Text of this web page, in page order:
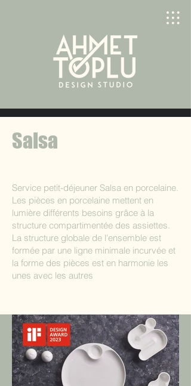
Salsa
Service petit-déjeuner Salsa en porcelaine.
Les pièces en porcelaine mettent en
lumière différents besoins grâce à la
structure compartimentée des assiettes.
La structure globale de l'ensemble est
formée par une ligne minimale incurvée et
la forme des pièces est en harmonie les
unes avec les autres